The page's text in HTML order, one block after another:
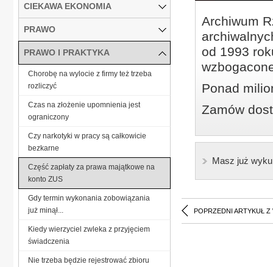
Archiwum
od 1993
Ponad
Zamów
Masz już
POPRZEDNI ARTYKUŁ Z
CIEKAWA EKONOMIA
PRAWO
PRAWO I PRAKTYKA
Chorobę na wylocie z firmy też trzeba
rozliczyć
Czas na złożenie upomnienia jest
ograniczony
Czy narkotyki w pracy są całkowicie
bezkarne
Część zapłaty za prawa majątkowe na
konto ZUS
Gdy termin wykonania zobowiązania
już minął...
Kiedy wierzyciel zwleka z przyjęciem
świadczenia
Nie trzeba będzie rejestrować zbioru